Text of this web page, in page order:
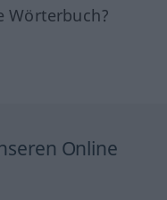
Wörterbuch?
Online